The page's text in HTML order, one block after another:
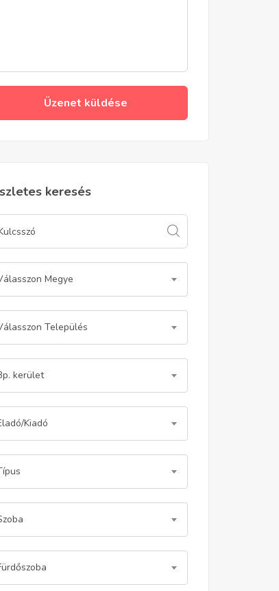
Üzenet küldése
keresés
Megye
Település
kerület
Kiadó